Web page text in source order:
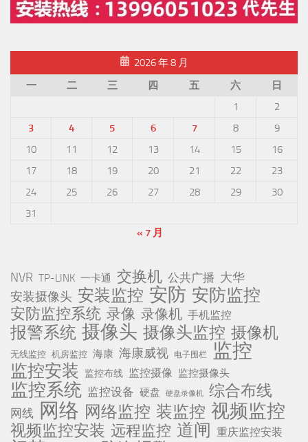
2026 年 8 月
一
二 三 四 五 六
日
1
2
3
4 5 6 7 8
9
10
11 12 13 14 15
16
17
18 19 20 21 22
23
24
25 26 27 28 29
30
31
« 7 月
NVR TP-LINK 一卡通 交换机 公共广播 大华
安装摄像头 安装监控 安防 安防监控
安防监控系统 录像 录像机 手机监控
报警系统 摄像头 摄像头监控 摄像机
无线监控 机房监控 海康 海康威视 电子围栏 监控
监控安装 监控布线 监控摄像 监控摄像头
监控系统 监控设备 硬盘 硬盘录像机 综合布线
网线 网络 网络监控 装监控 视频监控
视频监控安装 远程监控 道闸 重庆监控安装